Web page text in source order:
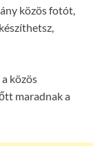
közös fotót,
közös
maradnak a